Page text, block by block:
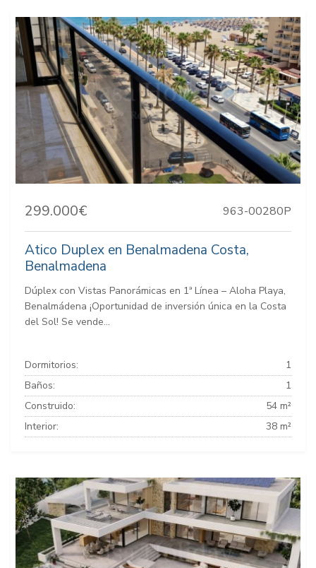
299.000€ 963-00280P
Atico Duplex en Benalmadena Costa,
Benalmadena
Dúplex con Vistas Panorámicas en 1ª Línea – Aloha Playa,
Benalmádena ¡Oportunidad de inversión única en la Costa
del Sol! Se vende...
Dormitorios:
1
Baños:
1
Construido:
54 m²
Interior:
38 m²